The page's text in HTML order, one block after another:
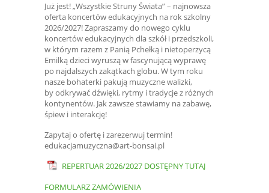
Już jest! „Wszystkie Struny Świata” – najnowsza
oferta koncertów edukacyjnych na rok szkolny
2026/2027! Zapraszamy do nowego cyklu
koncertów edukacyjnych dla szkół i przedszkoli,
w którym razem z Panią Pchełką i nietoperzycą
Emilką dzieci wyruszą w fascynującą wyprawę
po najdalszych zakątkach globu. W tym roku
nasze bohaterki pakują muzyczne walizki,
by odkrywać dźwięki, rytmy i tradycje z różnych
kontynentów. Jak zawsze stawiamy na zabawę,
śpiew i interakcję!
Zapytaj o ofertę i zarezerwuj termin!
edukacjamuzyczna@art-bonsai.pl
REPERTUAR 2026/2027 DOSTĘPNY TUTAJ
FORMULARZ ZAMÓWIENIA